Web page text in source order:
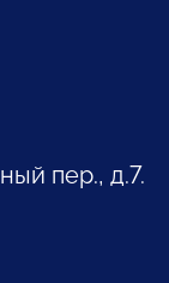
пер., д.7.